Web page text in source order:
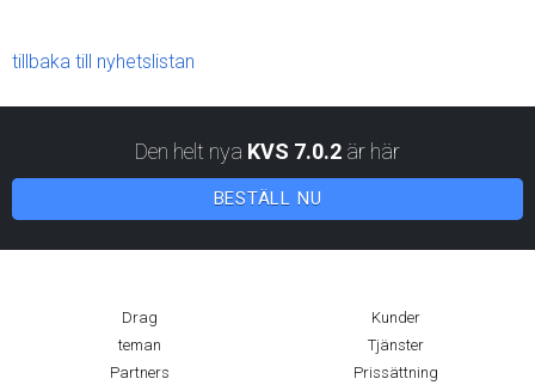
tillbaka till nyhetslistan
Den helt nya KVS 7.0.2 är här
BESTÄLL NU
Drag
Kunder
teman
Tjänster
Partners
Prissättning